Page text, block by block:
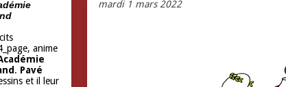
mardi 1 mars 2022
anime
. Pavé
et il leur